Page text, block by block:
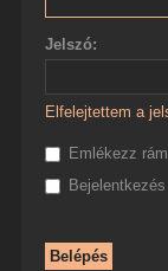
Jelszó:
Elfelejtettem a
Emlékezz rám